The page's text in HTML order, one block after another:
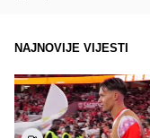
NAJNOVIJE VIJESTI